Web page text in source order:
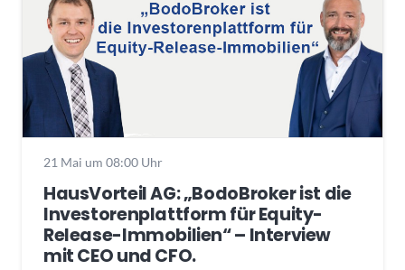
21 Mai um 08:00 Uhr
HausVorteil AG: „BodoBroker ist die
Investorenplattform für Equity-
Release-Immobilien“ – Interview
mit CEO und CFO.